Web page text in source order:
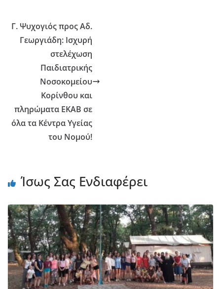
Γ. Ψυχογιός προς Αδ.
Γεωργιάδη: Ισχυρή
στελέχωση
Παιδιατρικής
Νοσοκομείου
Κορίνθου και
πληρώματα ΕΚΑΒ σε
όλα τα Κέντρα Υγείας
του Νομού!
Ίσως Σας Ενδιαφέρει